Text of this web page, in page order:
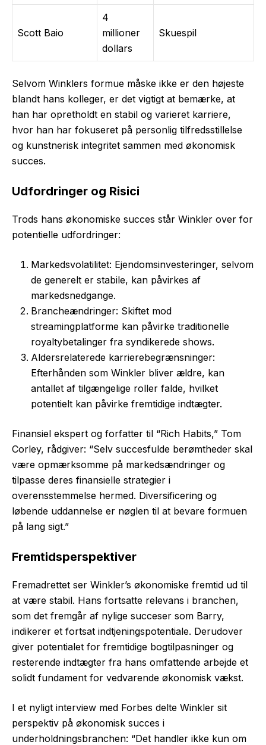
Scott Baio
4
millioner
dollars
Skuespil
Selvom Winklers formue måske ikke er den højeste
blandt hans kolleger, er det vigtigt at bemærke, at
han har opretholdt en stabil og varieret karriere,
hvor han har fokuseret på personlig tilfredsstillelse
og kunstnerisk integritet sammen med økonomisk
succes.
Udfordringer og Risici
Trods hans økonomiske succes står Winkler over for
potentielle udfordringer:
Markedsvolatilitet: Ejendomsinvesteringer, selvom
de generelt er stabile, kan påvirkes af
markedsnedgange.
Brancheændringer: Skiftet mod
streamingplatforme kan påvirke traditionelle
royaltybetalinger fra syndikerede shows.
Aldersrelaterede karrierebegrænsninger:
Efterhånden som Winkler bliver ældre, kan
antallet af tilgængelige roller falde, hvilket
potentielt kan påvirke fremtidige indtægter.
Finansiel ekspert og forfatter til “Rich Habits,” Tom
Corley, rådgiver: “Selv succesfulde berømtheder skal
være opmærksomme på markedsændringer og
tilpasse deres finansielle strategier i
overensstemmelse hermed. Diversificering og
løbende uddannelse er nøglen til at bevare formuen
på lang sigt.”
Fremtidsperspektiver
Fremadrettet ser Winkler’s økonomiske fremtid ud til
at være stabil. Hans fortsatte relevans i branchen,
som det fremgår af nylige succeser som Barry,
indikerer et fortsat indtjeningspotentiale. Derudover
giver potentialet for fremtidige bogtilpasninger og
resterende indtægter fra hans omfattende arbejde et
solidt fundament for vedvarende økonomisk vækst.
I et nyligt interview med Forbes delte Winkler sit
perspektiv på økonomisk succes i
underholdningsbranchen: “Det handler ikke kun om